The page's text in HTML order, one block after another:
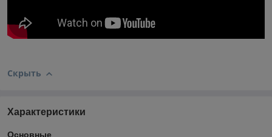
Скрыть
Характеристики
Основные